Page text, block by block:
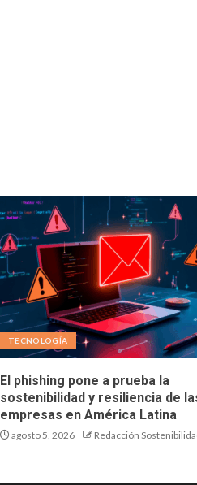
TECNOLOGÍA
El phishing pone a prueba la
sostenibilidad y resiliencia de
empresas en América Latina
agosto 5, 2026 Redacción